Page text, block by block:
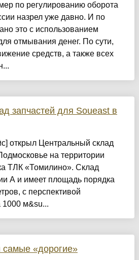
по регулированию оборота
назрел уже давно. И по
это с использованием
отмывания денег. По сути,
средств, а также всех
запчастей для Soueast в
открыл Центральный склад
на территории
ТЛК «Томилино». Склад
А и имеет площадь порядка
с перспективой
м&su...
самые «дорогие»